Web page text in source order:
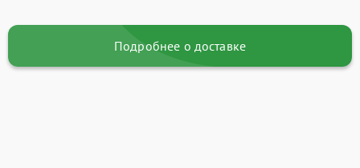
Подробнее о доставке